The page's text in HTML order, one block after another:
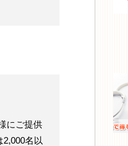
にご提供
名以